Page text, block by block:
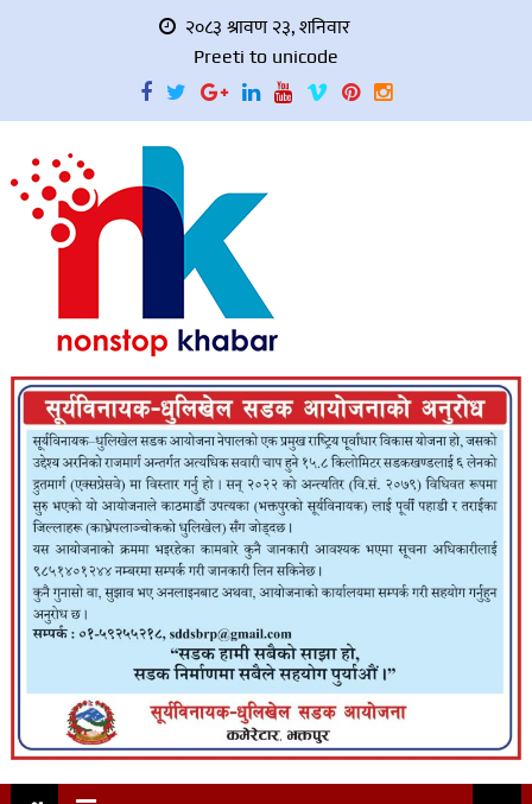
२०८३ श्रावण २३, शनिवार
Preeti to unicode